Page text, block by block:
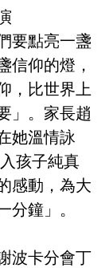
要點亮一盞
信仰的燈，
，比世界上
」。家長趙
她溫情詠
孩子純真
感動 ，為大
分鐘」。
波卡分會丁